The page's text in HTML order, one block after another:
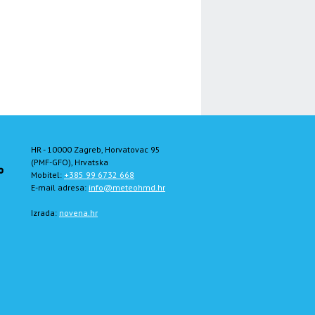
HR - 10000 Zagreb, Horvatovac 95
(PMF-GFO), Hrvatska
Mobitel: +385 99 6732 668
E-mail adresa: info@meteohmd.hr
Izrada: novena.hr